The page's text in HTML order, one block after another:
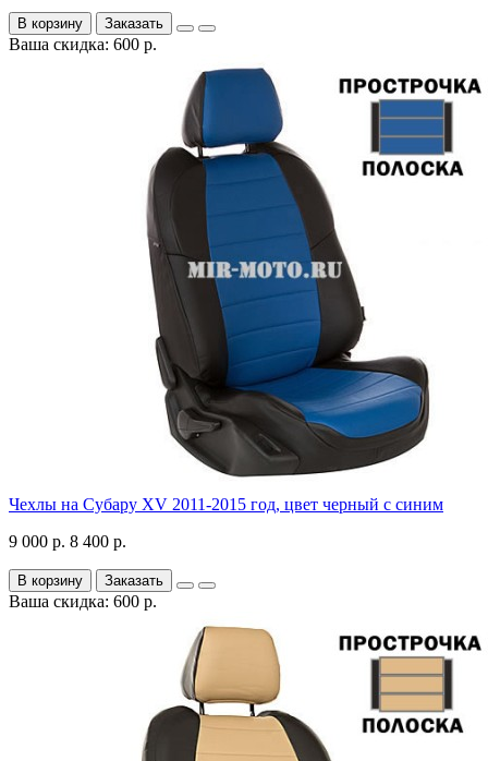
В корзину Заказать
Ваша скидка: 600 р.
Чехлы на Субару XV 2011-2015 год, цвет черный с синим
9 000 р. 8 400 р.
В корзину Заказать
Ваша скидка: 600 р.